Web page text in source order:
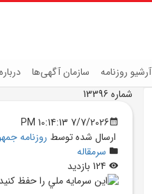
آرشیو روزنامه سازمان آگهی‌ها
شماره 13396
7/7/2026 10:14:13 PM
ارسال شده توسط روزنامه
سرمقاله